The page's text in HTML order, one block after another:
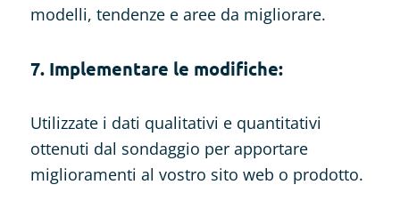
modelli, tendenze e aree da migliorare.
7. Implementare le modifiche:
Utilizzate i dati qualitativi e quantitativi
ottenuti dal sondaggio per apportare
miglioramenti al vostro sito web o prodotto.